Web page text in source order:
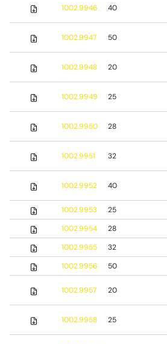
1002.9946 40
1002.9947 50
1002.9948 20
1002.9949 25
1002.9950 28
1002.9951 32
1002.9952 40
1002.9953 25
1002.9954
28
1002.9955
32
1002.9956
50
1002.9957 20
1002.9958 25